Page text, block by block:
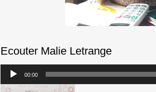
Ecouter Malie Letrange
Lecteur
audio
00:00